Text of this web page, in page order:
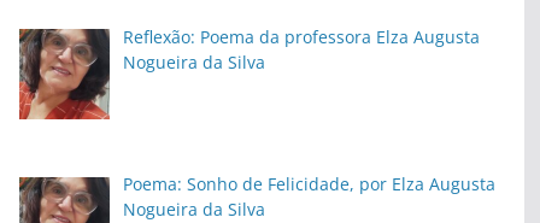
Reflexão: Poema da professora Elza Augusta
Nogueira da Silva
Poema: Sonho de Felicidade, por Elza Augusta
Nogueira da Silva